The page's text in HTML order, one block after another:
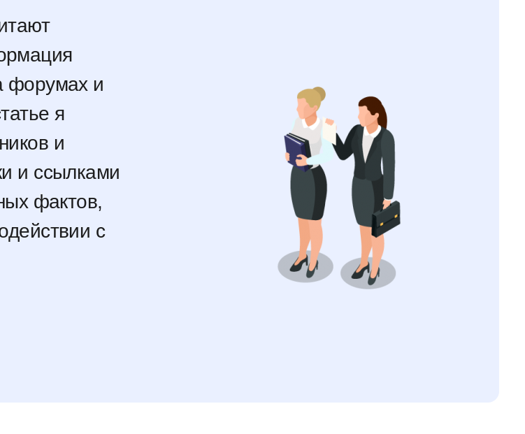
форумах и
я
и
и ссылками
фактов,
с